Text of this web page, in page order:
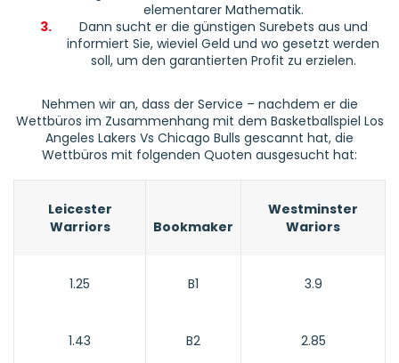
elementarer Mathematik.
3.
Dann sucht er die günstigen Surebets aus und
informiert Sie, wieviel Geld und wo gesetzt werden
soll, um den garantierten Profit zu erzielen.
Nehmen wir an, dass der Service – nachdem er die
Wettbüros im Zusammenhang mit dem Basketballspiel Los
Angeles Lakers Vs Chicago Bulls gescannt hat, die
Wettbüros mit folgenden Quoten ausgesucht hat:
Leicester
Warriors
Bookmaker
Westminster
Wariors
1.25 B1 3.9
1.43 B2 2.85